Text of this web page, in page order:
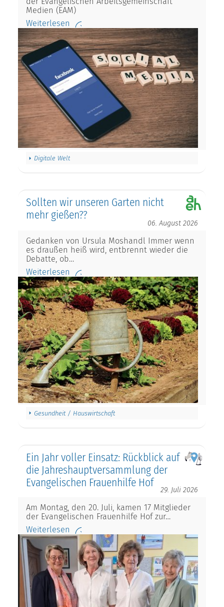
Medien (EAM)
Weiterlesen
Digitale Welt
Sollten wir unseren Garten nicht
mehr gießen??
06. August 2026
Gedanken von Ursula Moshandl Immer wenn
es draußen heiß wird, entbrennt wieder die
Debatte, ob…
Weiterlesen
Gesundheit / Hauswirtschaft
Ein Jahr voller Einsatz: Rückblick auf
die Jahreshauptversammlung der
Evangelischen Frauenhilfe Hof
29. Juli 2026
Am Montag, den 20. Juli, kamen 17 Mitglieder
der Evangelischen Frauenhilfe Hof zur…
Weiterlesen